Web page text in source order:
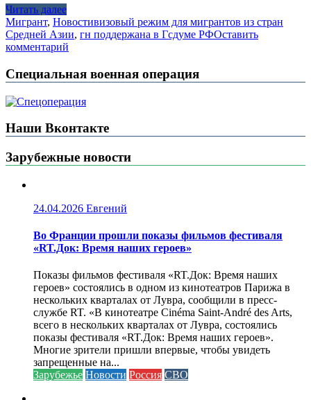
Читать далее
Мигрант, Новостивизовый режим для мигрантов из стран
Средней Азии, гн поддержана в Гсдуме РФОставить
комментарий
Специальная военная операция
Наши Вконтакте
Зарубежные новости
24.04.2026 Евгений
Во Франции прошли показы фильмов фестиваля
«RT.Док: Время наших героев»
Показы фильмов фестиваля «RT.Док: Время наших
героев» состоялись в одном из кинотеатров Парижа в
нескольких кварталах от Лувра, сообщили в пресс-
службе RT. «В кинотеатре Cinéma Saint-André des Arts,
всего в нескольких кварталах от Лувра, состоялись
показы фестиваля «RT.Док: Время наших героев».
Многие зрители пришли впервые, чтобы увидеть
запрещенные на...
Зарубежье Новости Россия СВО